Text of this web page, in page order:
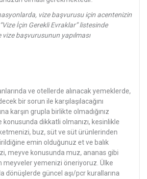
vize başvurusu için acentenizin
İçin Gerekli Evraklar” listesinde
başvurusunun yapılması
ve otellerde alınacak yemeklerde,
bir sorun ile karşılaşılacağını
karşın grupla birlikte olmadığınız
dikkatli olmanızı, kesinlikle
buz, süt ve süt ürünlerinden
emin olduğunuz et ve balık
meyve konusunda muz, ananas gibi
meyveler yemenizi öneriyoruz. Ülke
dönüşlerde güncel aşı/pcr kurallarına